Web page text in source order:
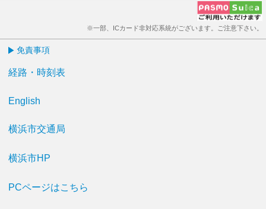
※一部、ICカード非対応系統がございます。ご注意下さい。
免責事項
経路・時刻表
English
横浜市交通局
横浜市HP
PCページはこちら